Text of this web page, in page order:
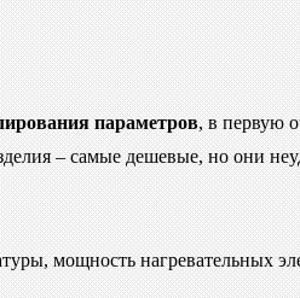
параметров, в первую
– самые дешевые, но они
мощность нагревательных